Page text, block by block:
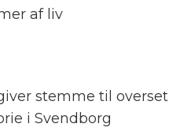
af liv
stemme til overset
i Svendborg